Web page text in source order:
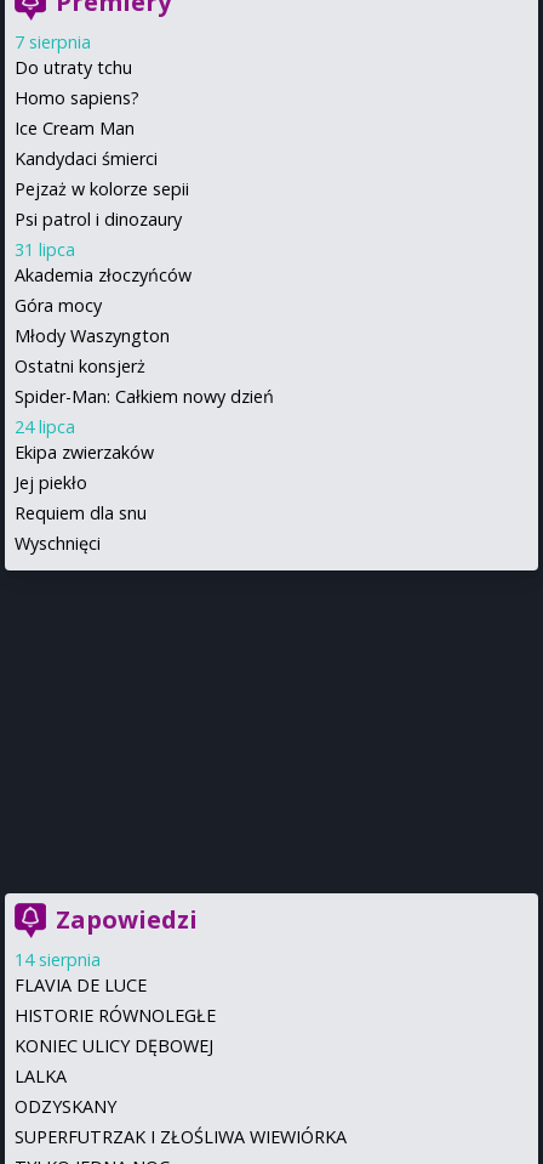
7 sierpnia
Do utraty tchu
Homo sapiens?
Ice Cream Man
Kandydaci śmierci
Pejzaż w kolorze sepii
Psi patrol i dinozaury
31 lipca
Akademia złoczyńców
Góra mocy
Młody Waszyngton
Ostatni konsjerż
Spider-Man: Całkiem nowy dzień
24 lipca
Ekipa zwierzaków
Jej piekło
Requiem dla snu
Wyschnięci
Zapowiedzi
14 sierpnia
FLAVIA DE LUCE
HISTORIE RÓWNOLEGŁE
KONIEC ULICY DĘBOWEJ
LALKA
ODZYSKANY
SUPERFUTRZAK I ZŁOŚLIWA WIEWIÓRKA